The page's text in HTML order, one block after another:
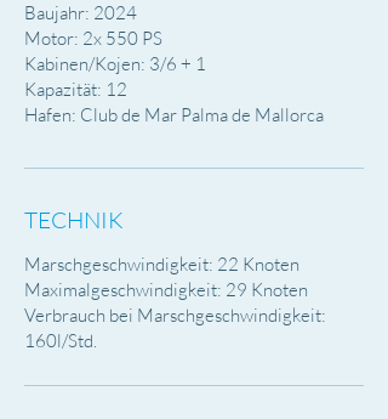
Baujahr: 2024
Motor: 2x 550 PS
Kabinen/Kojen: 3/6 + 1
Kapazität: 12
Hafen: Club de Mar Palma de Mallorca
TECHNIK
Marschgeschwindigkeit: 22 Knoten
Maximalgeschwindigkeit: 29 Knoten
Verbrauch bei Marschgeschwindigkeit:
160l/Std.